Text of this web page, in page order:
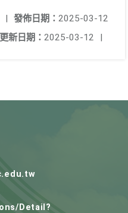
發佈日期： 2025-03-12
|
新日期： 2025-03-12 |
Detail?